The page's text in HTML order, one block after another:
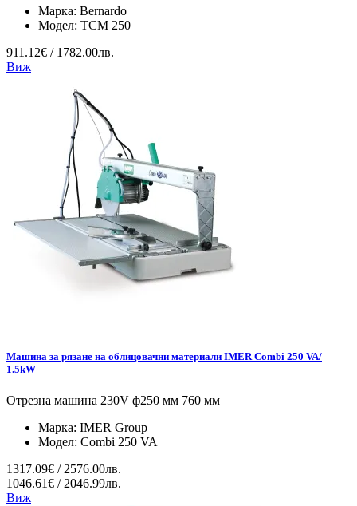
Марка: Bernardo
Модел: TCM 250
911.12€ / 1782.00лв.
Виж
Машина за рязане на облицовачни материали IMER Combi 250 VA/
1.5kW
Отрезна машина 230V ф250 мм 760 мм
Марка: IMER Group
Модел: Combi 250 VA
1317.09€ / 2576.00лв.
1046.61€ / 2046.99лв.
Виж